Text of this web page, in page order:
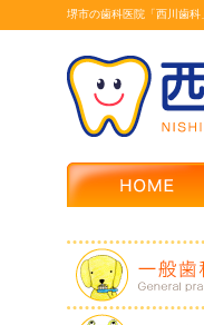
堺市の歯科医院「西川歯